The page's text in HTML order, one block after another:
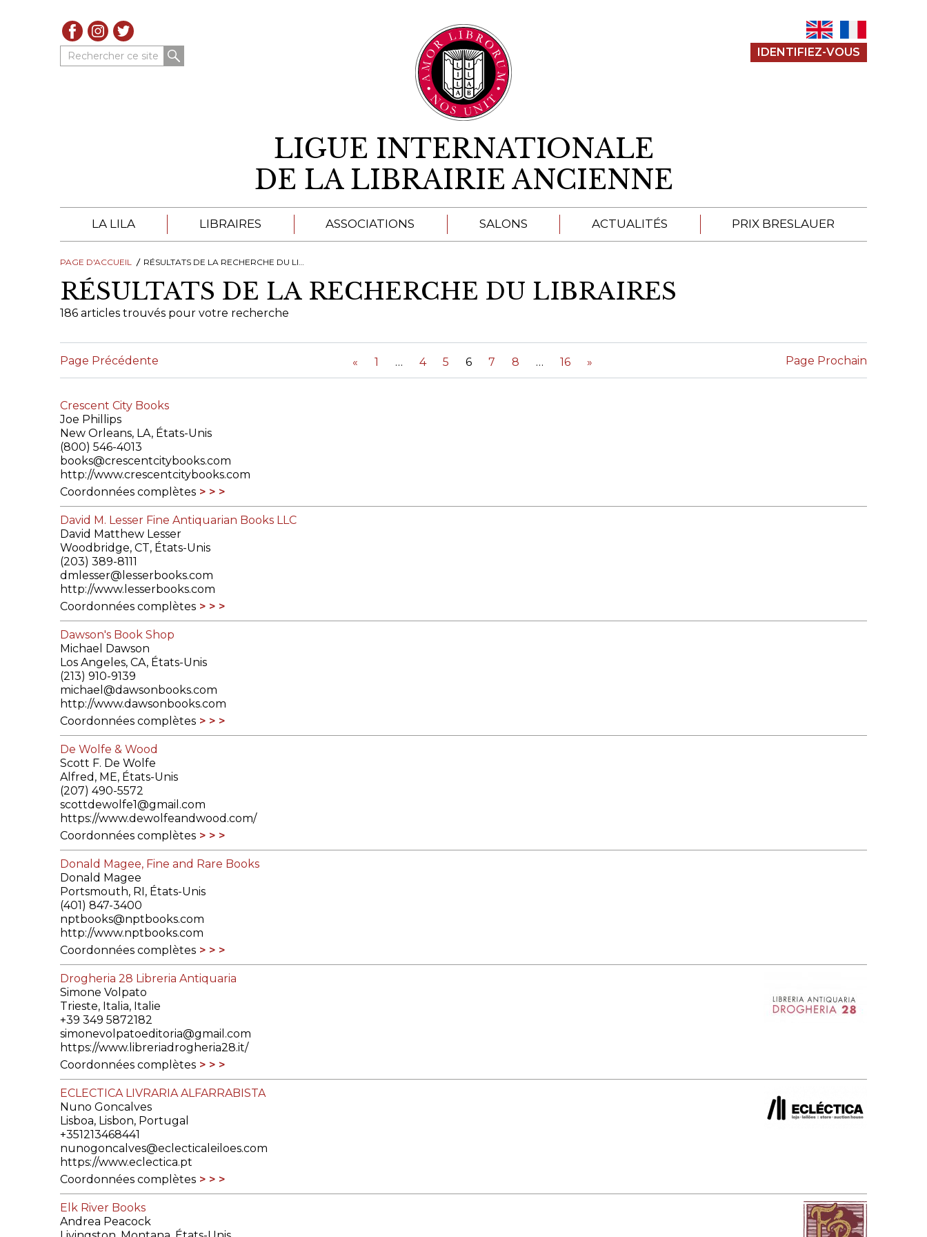
Rechercher ce site IDENTIFIEZ-VOUS
LIGUE INTERNATIONALE
DE LA LIBRAIRIE ANCIENNE
LA LILA
À PROPOS DE LA LILA
TROUVER UNE LIBRAIRIE
SALONS INTERNATIONAUX DE LA LILA
L'HISTOIRE DE LA LILA
ÉDUCATION & MENTORAT
VIDEOS AND RESSOURCES
COMITÉ DE LA LILA
CONTACT
LIBRAIRES
LIBRAIRES DE LA LILA
CATALOGUES
RÉPERTOIRE DES LIBRAIRIES
ASSOCIATIONS SALONS ACTUALITÉS PRIX BRESLAUER
BRESLAUER
ARCHIVES DU PRIX
PAGE D'ACCUEIL RÉSULTATS DE LA RECHERCHE DU LIBRAIRES
RÉSULTATS DE LA RECHERCHE DU LIBRAIRES
186 articles trouvés pour votre recherche
Page Précédente « 1 4 5 6 7 8 16 » Page Prochain
Crescent City Books
Joe Phillips
New Orleans, LA, États-Unis
(800) 546-4013
books@crescentcitybooks.com
http://www.crescentcitybooks.com
Coordonnées complètes
David M. Lesser Fine Antiquarian Books LLC
David Matthew Lesser
Woodbridge, CT, États-Unis
(203) 389-8111
dmlesser@lesserbooks.com
http://www.lesserbooks.com
Coordonnées complètes
Dawson's Book Shop
Michael Dawson
Los Angeles, CA, États-Unis
(213) 910-9139
michael@dawsonbooks.com
http://www.dawsonbooks.com
Coordonnées complètes
De Wolfe & Wood
Scott F. De Wolfe
Alfred, ME, États-Unis
(207) 490-5572
scottdewolfe1@gmail.com
https://www.dewolfeandwood.com/
Coordonnées complètes
Donald Magee, Fine and Rare Books
Donald Magee
Portsmouth, RI, États-Unis
(401) 847-3400
nptbooks@nptbooks.com
http://www.nptbooks.com
Coordonnées complètes
Drogheria 28 Libreria Antiquaria
Simone Volpato
Trieste, Italia, Italie
+39 349 5872182
simonevolpatoeditoria@gmail.com
https://www.libreriadrogheria28.it/
Coordonnées complètes
ECLECTICA LIVRARIA ALFARRABISTA
Nuno Goncalves
Lisboa, Lisbon, Portugal
+351213468441
nunogoncalves@eclecticaleiloes.com
https://www.eclectica.pt
Coordonnées complètes
Elk River Books
Andrea Peacock